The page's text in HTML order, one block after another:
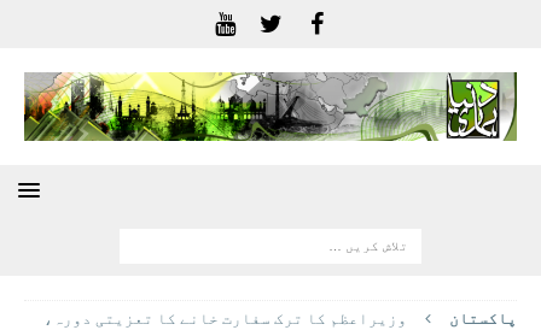
پاکستان
وزیراعظم کا ترک سفارت خانے کا تعزیتی دورہ،